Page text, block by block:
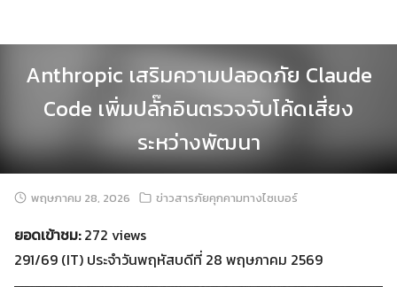
Anthropic เสริมความปลอดภัย Claude
Code เพิ่มปลั๊กอินตรวจจับโค้ดเสี่ยง
ระหว่างพัฒนา
พฤษภาคม 28, 2026 ข่าวสารภัยคุกคามทางไซเบอร์
ยอดเข้าชม:272 views
291/69 (IT) ประจำวันพฤหัสบดีที่ 28 พฤษภาคม 2569